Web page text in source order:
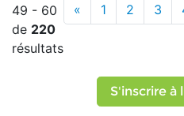
49 - 60
de 220
résultats
« 1 2 3
S'inscrire